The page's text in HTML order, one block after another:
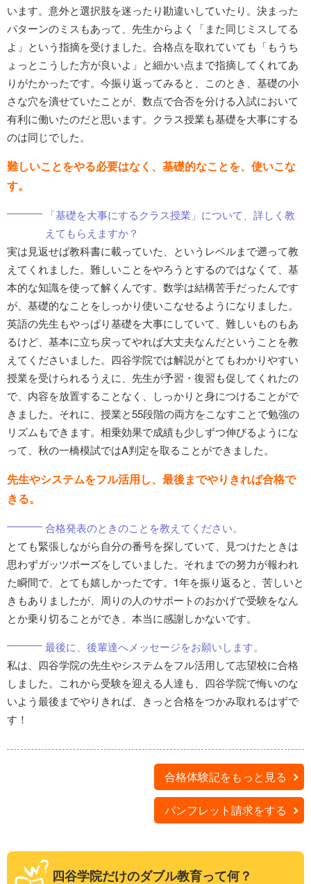
います。意外と選択肢を迷ったり勘違いしていたり。決まった
パターンのミスもあって、先生からよく「また同じミスしてる
よ」という指摘を受けました。合格点を取れていても「もうち
ょっとこうした方が良いよ」と細かい点まで指摘してくれてあ
りがたかったです。今振り返ってみると、このとき、基礎の小
さな穴を潰せていたことが、数点で合否を分ける入試において
有利に働いたのだと思います。クラス授業も基礎を大事にする
のは同じでした。
難しいことをやる必要はなく、基礎的なことを、使いこな
す。
「基礎を大事にするクラス授業」について、詳しく教
えてもらえますか？
実は見返せば教科書に載っていた、というレベルまで遡って教
えてくれました。難しいことをやろうとするのではなくて、基
本的な知識を使って解くんです。数学は結構苦手だったんです
が、基礎的なことをしっかり使いこなせるようになりました。
英語の先生もやっぱり基礎を大事にしていて、難しいものもあ
るけど、基本に立ち戻ってやれば大丈夫なんだということを教
えてくださいました。四谷学院では解説がとてもわかりやすい
授業を受けられるうえに、先生が予習・復習も促してくれたの
で、内容を放置することなく、しっかりと身につけることがで
きました。それに、授業と55段階の両方をこなすことで勉強の
リズムもできます。相乗効果で成績も少しずつ伸びるようにな
って、秋の一橋模試ではA判定を取ることができました。
先生やシステムをフル活用し、最後までやりきれば合格で
きる。
合格発表のときのことを教えてください。
とても緊張しながら自分の番号を探していて、見つけたときは
思わずガッツポーズをしていました。それまでの努力が報われ
た瞬間で、とても嬉しかったです。1年を振り返ると、苦しいと
きもありましたが、周りの人のサポートのおかげで受験をなん
とか乗り切ることができ、本当に感謝しかないです。
最後に、後輩達へメッセージをお願いします。
私は、四谷学院の先生やシステムをフル活用して志望校に合格
しました。これから受験を迎える人達も、四谷学院で悔いのな
いよう最後までやりきれば、きっと合格をつかみ取れるはずで
す！
合格体験記をもっと見る
パンフレット請求をする
四谷学院だけのダブル教育って何？